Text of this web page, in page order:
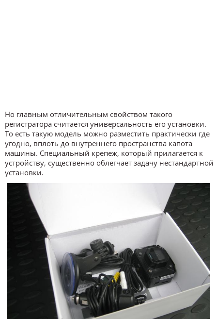
Но главным отличительным свойством такого
регистратора считается универсальность его установки.
То есть такую модель можно разместить практически где
угодно, вплоть до внутреннего пространства капота
машины. Специальный крепеж, который прилагается к
устройству, существенно облегчает задачу нестандартной
установки.